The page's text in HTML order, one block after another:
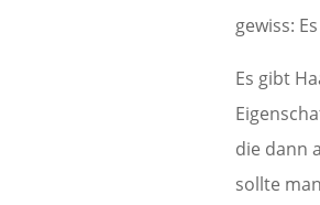
gewiss:
Es gibt
die dann
sollte